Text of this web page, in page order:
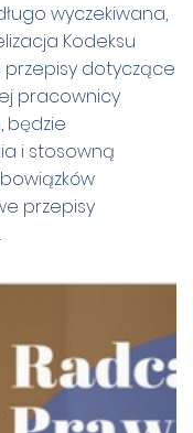
wyczekiwana,
Kodeksu
przepisy dotyczące
pracownicy
będzie
i stosowną
przepisy